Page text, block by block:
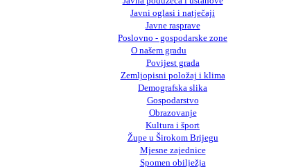
Javni oglasi i natječaji
Javne rasprave
Poslovno - gospodarske zone
O našem gradu
Povijest grada
Zemljopisni položaj i klima
Demografska slika
Gospodarstvo
Obrazovanje
Kultura i šport
Župe u Širokom Brijegu
Mjesne zajednice
Spomen obilježja